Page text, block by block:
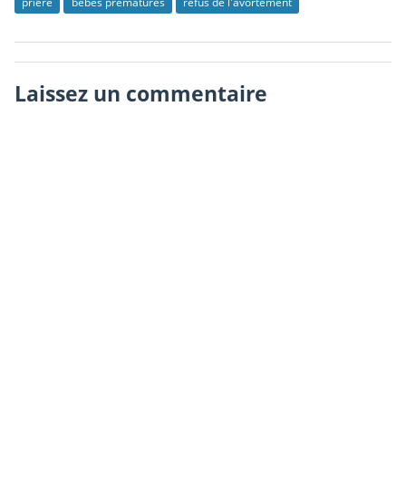
Laissez un commentaire